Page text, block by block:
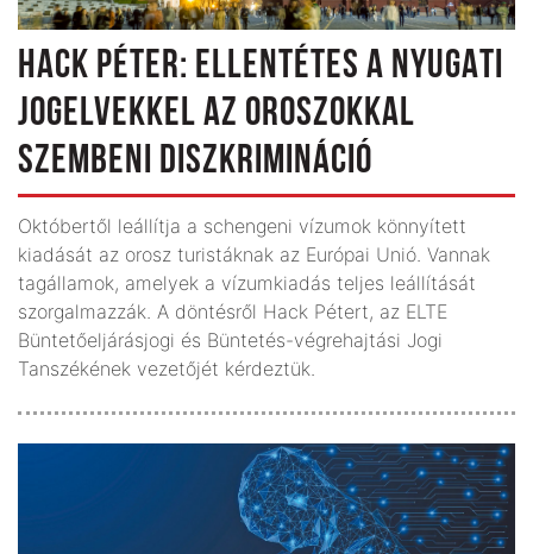
HACK PÉTER: ELLENTÉTES A NYUGATI
JOGELVEKKEL AZ OROSZOKKAL
SZEMBENI DISZKRIMINÁCIÓ
Októbertől leállítja a schengeni vízumok könnyített
kiadását az orosz turistáknak az Európai Unió. Vannak
tagállamok, amelyek a vízumkiadás teljes leállítását
szorgalmazzák. A döntésről Hack Pétert, az ELTE
Büntetőeljárásjogi és Büntetés-végre­hajtási Jogi
Tanszékének vezetőjét kérdeztük.